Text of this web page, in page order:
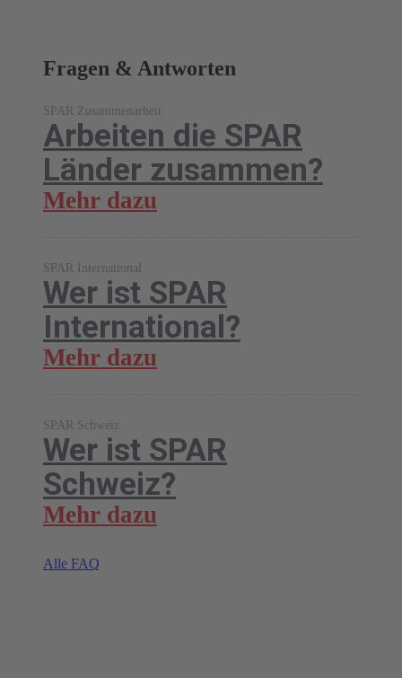
Fragen & Antworten
SPAR Zusammenarbeit
Arbeiten die SPAR
Länder zusammen?
Mehr dazu
SPAR International
Wer ist SPAR
International?
Mehr dazu
SPAR Schweiz
Wer ist SPAR
Schweiz?
Mehr dazu
Alle FAQ